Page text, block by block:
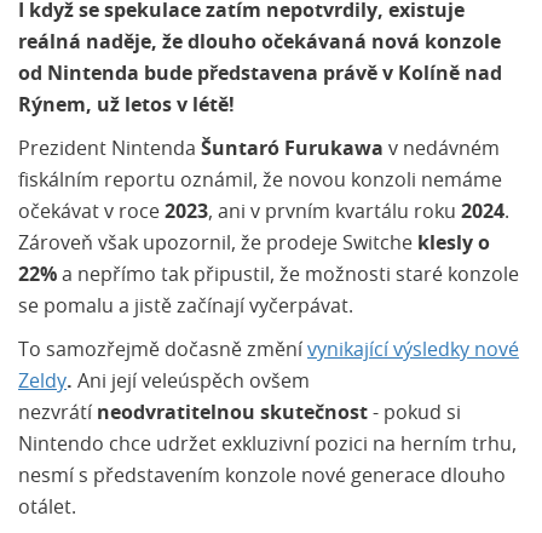
I když se spekulace zatím nepotvrdily, existuje
reálná naděje, že dlouho očekávaná nová konzole
od Nintenda bude představena právě v Kolíně nad
Rýnem, už letos v létě!
Prezident Nintenda Šuntaró Furukawa v nedávném
fiskálním reportu oznámil, že novou konzoli nemáme
očekávat v roce 2023, ani v prvním kvartálu roku 2024.
Zároveň však upozornil, že prodeje Switche klesly o
22% a nepřímo tak připustil, že možnosti staré konzole
se pomalu a jistě začínají vyčerpávat.
To samozřejmě dočasně změní vynikající výsledky nové
Zeldy. Ani její veleúspěch ovšem
nezvrátí neodvratitelnou skutečnost - pokud si
Nintendo chce udržet exkluzivní pozici na herním trhu,
nesmí s představením konzole nové generace dlouho
otálet.